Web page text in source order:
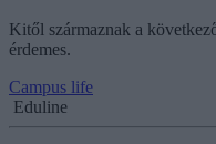
Kitől származnak a
érdemes.
Campus life
Eduline